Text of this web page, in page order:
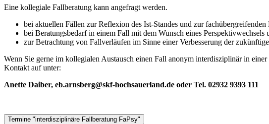
Eine kollegiale Fallberatung kann angefragt werden.
bei aktuellen Fällen zur Reflexion des Ist-Standes und zur fachübergreifenden
bei Beratungsbedarf in einem Fall mit dem Wunsch eines
zur Betrachtung von Fallverläufen im Sinne einer Verbesserung der
Wenn Sie gerne im kollegialen Austausch einen Fall anonym interdisziplinär in
Kontakt auf unter:
Anette Daiber, eb.arnsberg@skf-hochsauerland.de oder Tel. 02932 9393 111
Termine "interdisziplinäre Fallberatung FaPsy"